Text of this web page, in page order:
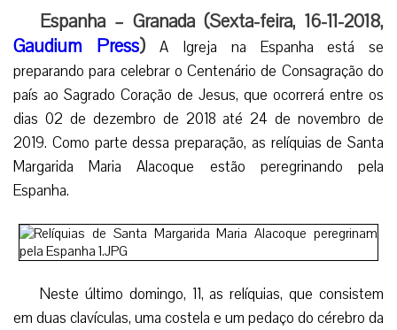
Espanha – Granada (Sexta-feira, 16-11-2018,
Gaudium Press)A Igreja na Espanha está se
preparando para celebrar o Centenário de Consagração do
país ao Sagrado Coração de Jesus, que ocorrerá entre os
dias 02 de dezembro de 2018 até 24 de novembro de
2019. Como parte dessa preparação, as relíquias de Santa
Margarida Maria Alacoque estão peregrinando pela
Espanha.
Neste último domingo, 11, as relíquias, que consistem
em duas clavículas, uma costela e um pedaço do cérebro da